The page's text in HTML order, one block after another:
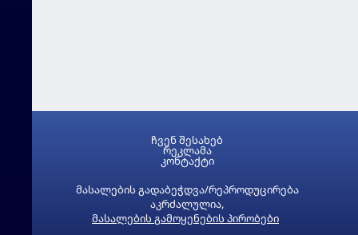
მასალების გადაბეჭდვა/რეპროდუცირება
აკრძალულია,
მასალების გამოყენების პირობები
ჩვენ შესახებ
რეკლამა
კონტაქტი